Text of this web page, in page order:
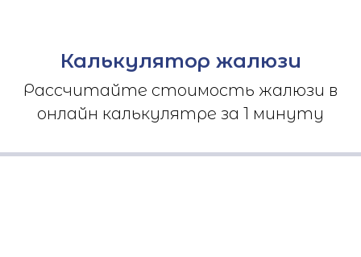
Калькулятор жалюзи
Рассчитайте стоимость жалюзи в
онлайн калькулятре за 1 минуту